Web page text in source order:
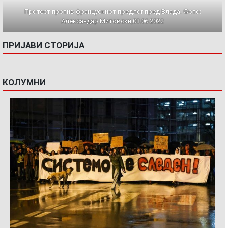
Протест против францускиот предлог пред Влада. Фото:
Александар Митовски,03.06.2022
ПРИЈАВИ СТОРИЈА
КОЛУМНИ